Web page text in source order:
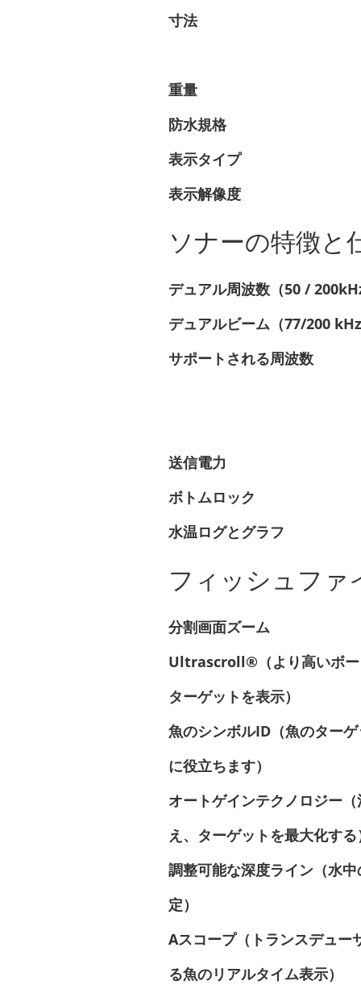
寸法
重量
防水規格
表示タイプ
表示解像度
ソナーの特徴と
デュアル周波数（50 /
デュアルビーム（77/200
サポートされる周波数
送信電力
ボトムロック
水温ログとグラフ
フィッシュファ
分割画面ズーム
Ultrascroll®（より高いボー
ターゲットを表示）
魚のシンボルID（魚のター
に役立ちます）
オートゲインテクノロジー
え、ターゲットを最大化する
調整可能な深度ライン（水
定）
Aスコープ（トランスデュー
る魚のリアルタイム表示）